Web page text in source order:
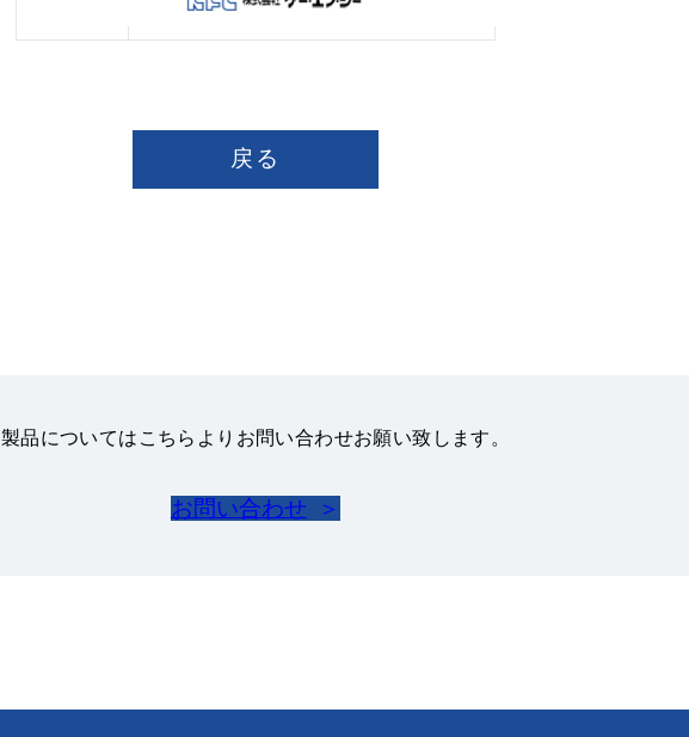
戻る
製品についてはこちらよりお問い合わせお願い致します。
お問い合わせ